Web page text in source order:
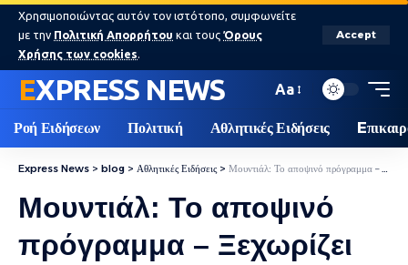
Χρησιμοποιώντας αυτόν τον ιστότοπο, συμφωνείτε
με την Πολιτική Απορρήτου και τους Όρους
Χρήσης των cookies.
Accept
EXPRESS NEWS Aa
Ροή Ειδήσεων Πολιτική Αθλητικές Ειδήσεις
Express News > blog > Αθλητικές Ειδήσεις > Μουντιάλ: Το αποψινό πρόγραμμα – Ξεχωρίζει το Βραζιλία – Μαρόκο
Μουντιάλ: Το αποψινό
πρόγραμμα – Ξεχωρίζει